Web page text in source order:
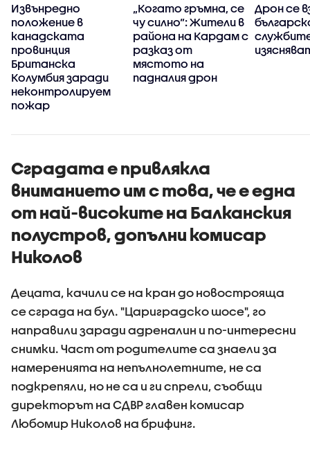
Извънредно
положение в
канадската
провинция
Британска
Колумбия заради
неконтролируем
пожар
„Когато гръмна, се
чу силно“: Жители в
района на Кардам с
разказ от
мястото на
падналия дрон
Дрон се
Сградата е привлякла
вниманието им с това, че е една
от най-високите на Балканския
полустров, допълни комисар
Николов
Децата, качили се на кран до новострояща
се сграда на бул. "Цариградско шосе", го
направили заради адреналин и по-интересни
снимки. Част от родителите са знаели за
намеренията на непълнолетните, не са
подкрепяли, но не са и ги спрели, съобщи
директорът на СДВР главен комисар
Любомир Николов на брифинг.